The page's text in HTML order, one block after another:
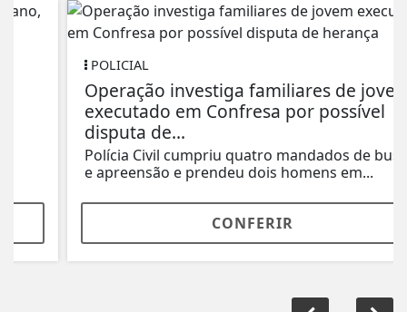
POLICIAL
Operação investiga familiares de jovem
executado em Confresa por possível
disputa de...
Polícia Civil cumpriu quatro mandados de busca
e apreensão e prendeu dois homens em...
CONFERIR